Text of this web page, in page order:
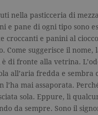
nella pasticceria di
e pane di ogni tipo sono
croccanti e panini al
Come suggerisce il
è di fronte alla vetrina.
all’aria fredda e
l’ha mai assaporata.
sola. Eppure, lì
da sempre. Sono il